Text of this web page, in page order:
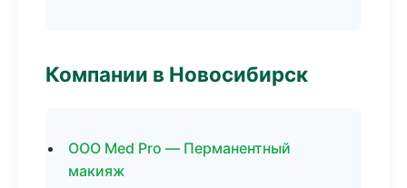
Компании в Новосибирск
ООО Med Pro — Перманентный
макияж